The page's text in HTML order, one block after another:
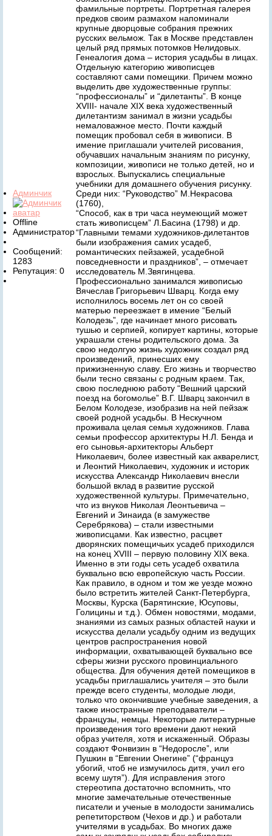
Админчик
Offline
Администратор
Сообщений:
1283
Репутация: 0
фамильные портреты. Портретная галерея
предков своим размахом напоминали
крупные дворцовые собрания прежних
русских вельмож. Так в Москве представлен
целый ряд прямых потомков Нелидовых.
Генеалогия дома – история усадьбы в лицах.
Отдельную категорию живописцев
составляют сами помещики. Причем можно
выделить две художественные группы:
“профессионалы” и “дилетанты”. В конце
XVIII- начале XIX века художественный
дилетантизм занимал в жизни усадьбы
немаловажное место. Почти каждый
помещик пробовал себя в живописи. В
имение приглашали учителей рисования,
обучавших начальным знаниям по рисунку,
композиции, живописи не только детей, но и
взрослых. Выпускались специальные
учебники для домашнего обучения рисунку.
Среди них: “Руководство” М.Некрасова
(1760),
“Способ, как в три часа неумеющий может
стать живописцем” Л.Басина (1798) и др.
“Главными темами художников-дилетантов
были изображения самих усадеб,
романтических пейзажей, усадебной
повседневности и праздников”, – отмечает
исследователь М.Звягинцева.
Профессионально занимался живописью
Вячеслав Григорьевич Шварц. Когда ему
исполнилось восемь лет он со своей
матерью переезжает в имение “Белый
Колодезь”, где начинает много рисовать
тушью и серпией, копирует картины, которые
украшали стены родительского дома. За
свою недолгую жизнь художник создал ряд
произведений, принесших ему
прижизненную славу. Его жизнь и творчество
были тесно связаны с родным краем. Так,
свою последнюю работу “Вешний царский
поезд на богомолье” В.Г. Шварц закончил в
Белом Колодезе, изобразив на ней пейзаж
своей родной усадьбы. В Нескучном
проживала целая семья художников. Глава
семьи профессор архитектуры Н.Л. Бенда и
его сыновья-архитекторы Альберт
Николаевич, более известный как акварелист,
и Леонтий Николаевич, художник и историк
искусства Александр Николаевич внесли
большой вклад в развитие русской
художественной культуры. Примечательно,
что из внуков Николая Леонтьевича –
Евгений и Зинаида (в замужестве
Серебрякова) – стали известными
живописцами. Как известно, расцвет
дворянских помещичьих усадеб приходился
на конец ХVIII – первую половину XIX века.
Именно в эти годы сеть усадеб охватила
буквально всю европейскую часть России.
Как правило, в одном и том же уезде можно
было встретить жителей Санкт-Петербурга,
Москвы, Курска (Барятинские, Юсуповы,
Голицины и т.д.). Обмен новостями, модами,
знаниями из самых разных областей науки и
искусства делали усадьбу одним из ведущих
центров распространения новой
информации, охватывающей буквально все
сферы жизни русского провинциального
общества. Для обучения детей помещиков в
усадьбы приглашались учителя – это были
прежде всего студенты, молодые люди,
только что окончившие учебные заведения, а
также иностранные преподаватели –
французы, немцы. Некоторые литературные
произведения того времени дают некий
образ учителя, хотя и искаженный. Образы
создают Фонвизин в “Недоросле”, или
Пушкин в “Евгении Онегине” (“француз
убогий, чтоб не измучилось дитя, учил его
всему шутя”). Для исправления этого
стереотипа достаточно вспомнить, что
многие замечательные отечественные
писатели и ученые в молодости занимались
репетиторством (Чехов и др.) и работали
учителями в усадьбах. Во многих даже